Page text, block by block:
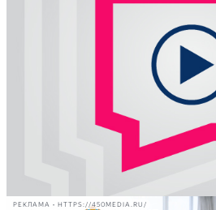
РЕКЛАМА • HTTPS://450MEDIA.RU/